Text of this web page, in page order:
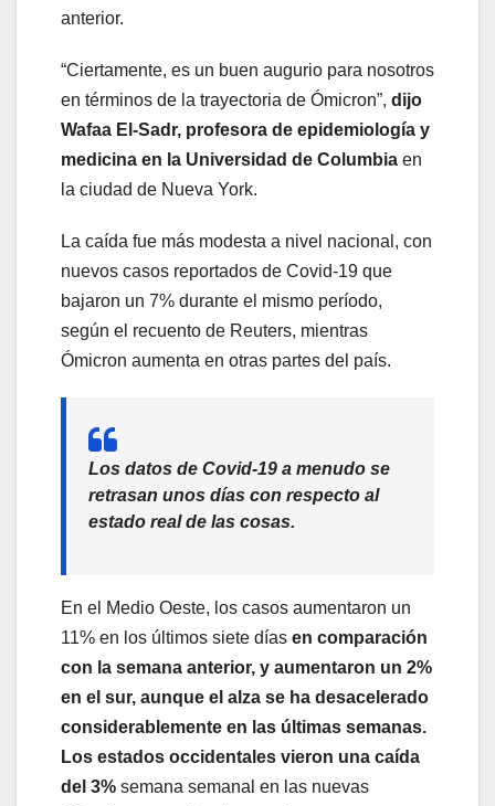
anterior.
“Ciertamente, es un buen augurio para nosotros
en términos de la trayectoria de Ómicron”, dijo
Wafaa El-Sadr, profesora de epidemiología y
medicina en la Universidad de Columbia en
la ciudad de Nueva York.
La caída fue más modesta a nivel nacional, con
nuevos casos reportados de Covid-19 que
bajaron un 7% durante el mismo período,
según el recuento de Reuters, mientras
Ómicron aumenta en otras partes del país.
Los datos de Covid-19 a menudo se
retrasan unos días con respecto al
estado real de las cosas.
En el Medio Oeste, los casos aumentaron un
11% en los últimos siete días en comparación
con la semana anterior, y aumentaron un 2%
en el sur, aunque el alza se ha desacelerado
considerablemente en las últimas semanas.
Los estados occidentales vieron una caída
del 3% semana semanal en las nuevas